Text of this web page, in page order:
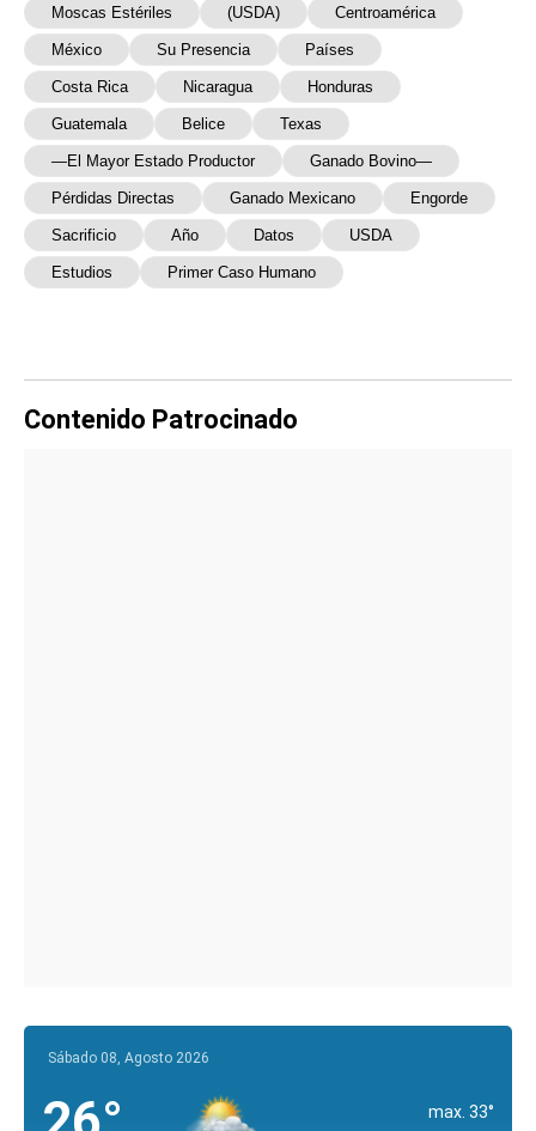
Moscas Estériles (USDA) Centroamérica
México Su Presencia Países
Costa Rica Nicaragua Honduras
Guatemala Belice Texas
—el Mayor Estado Productor Ganado Bovino—
Pérdidas Directas Ganado Mexicano Engorde
Sacrificio Año Datos USDA
Estudios Primer Caso Humano
Contenido Patrocinado
Sábado 08, Agosto 2026
max. 33°